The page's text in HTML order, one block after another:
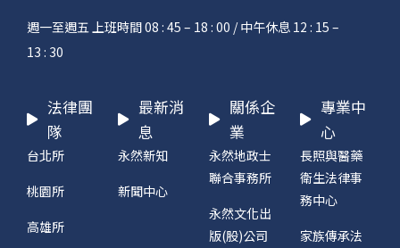
週一至週五 上班時間 08 : 45 – 18 : 00 / 中午休息 12 : 15 –
13 : 30
法律團
隊
台北所
桃園所
高雄所
最新消
息
永然新知
新聞中心
關係企
業
永然地政士
聯合事務所
永然文化出
版(股)公司
專業中
心
長照與醫藥
衛生法律事
務中心
家族傳承法